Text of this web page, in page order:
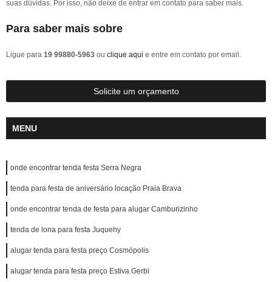
suas dúvidas. Por isso, não deixe de entrar em contato para saber mais.
Para saber mais sobre
Ligue para 19 99880-5963 ou clique aqui e entre em contato por email.
Solicite um orçamento
MENU
onde encontrar tenda festa Serra Negra
tenda para festa de aniversário locação Praia Brava
onde encontrar tenda de festa para alugar Camburizinho
tenda de lona para festa Juquehy
alugar tenda para festa preço Cosmópolis
alugar tenda para festa preço Estiva Gerbi